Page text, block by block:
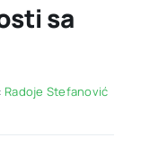
sa
Radoje Stefanović